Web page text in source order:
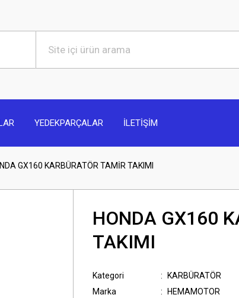
YEDEKPARÇALAR İLETİŞİM
GX160 KARBÜRATÖR TAMİR TAKIMI
HONDA GX160
TAKIMI
Kategori
KARBÜRATÖR
Marka
HEMAMOTOR